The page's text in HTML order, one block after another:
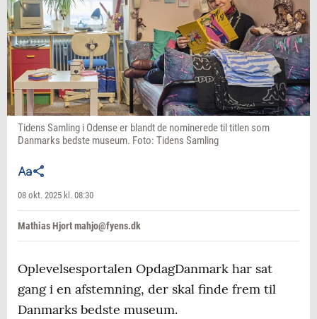
Tidens Samling i Odense er blandt de nominerede til titlen som
Danmarks bedste museum. Foto: Tidens Samling
08 okt. 2025 kl. 08:30
Mathias Hjort mahjo@fyens.dk
Oplevelsesportalen OpdagDanmark har sat
gang i en afstemning, der skal finde frem til
Danmarks bedste museum.